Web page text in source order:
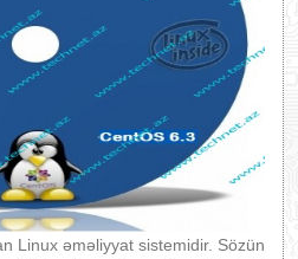
Linux əməliyyat sistemidir. Sözün